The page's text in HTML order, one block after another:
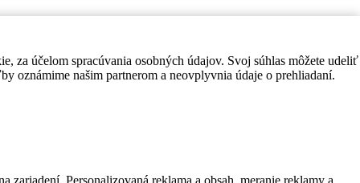
za účelom spracúvania osobných údajov. Svoj súhlas môžete udeliť
oznámime našim partnerom a neovplyvnia údaje o prehliadaní.